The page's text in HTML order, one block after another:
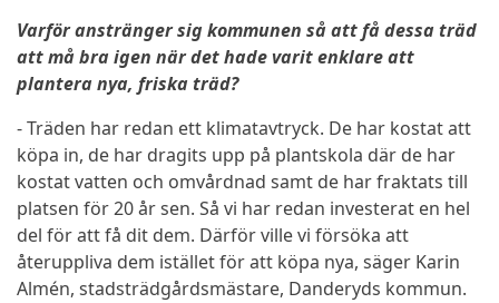
Varför anstränger sig kommunen så att få dessa träd
att må bra igen när det hade varit enklare att
plantera nya, friska träd?
- Träden har redan ett klimatavtryck. De har kostat att
köpa in, de har dragits upp på plantskola där de har
kostat vatten och omvårdnad samt de har fraktats till
platsen för 20 år sen. Så vi har redan investerat en hel
del för att få dit dem. Därför ville vi försöka att
återuppliva dem istället för att köpa nya, säger Karin
Almén, stadsträdgårdsmästare, Danderyds kommun.